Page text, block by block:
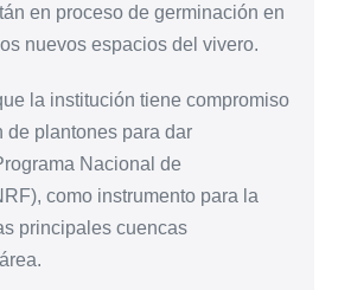
en proceso de germinación en
nuevos espacios del vivero.
la institución tiene compromiso
de plantones para dar
Nacional de
como instrumento para la
principales cuencas